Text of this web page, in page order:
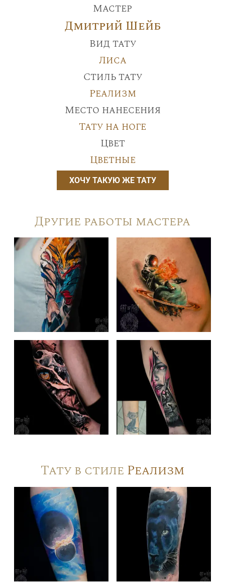
Мастер
Дмитрий Шейб
Вид тату
Лиса
Стиль тату
Реализм
Место нанесения
Тату на ноге
Цвет
Цветные
ХОЧУ ТАКУЮ ЖЕ ТАТУ
Другие работы мастера
Тату в стиле Реализм